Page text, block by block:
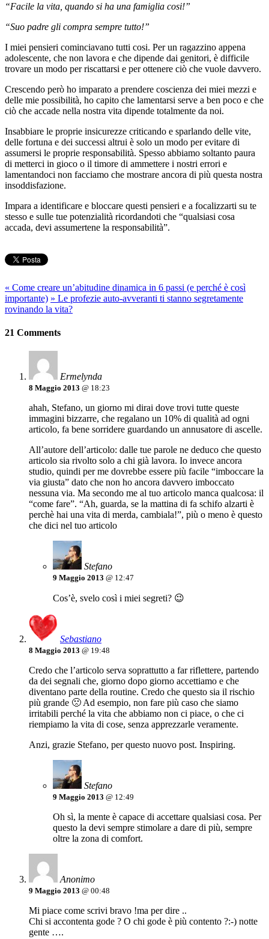
“Facile la vita, quando si ha una famiglia cosi!”
“Suo padre gli compra sempre tutto!”
I miei pensieri cominciavano tutti cosi. Per un ragazzino appena
adolescente, che non lavora e che dipende dai genitori, è difficile
trovare un modo per riscattarsi e per ottenere ciò che vuole davvero.
Crescendo però ho imparato a prendere coscienza dei miei mezzi e
delle mie possibilità, ho capito che lamentarsi serve a ben poco e che
ciò che accade nella nostra vita dipende totalmente da noi.
Insabbiare le proprie insicurezze criticando e sparlando delle vite,
delle fortuna e dei successi altrui è solo un modo per evitare di
assumersi le proprie responsabilità. Spesso abbiamo soltanto paura
di metterci in gioco o il timore di ammettere i nostri errori e
lamentandoci non facciamo che mostrare ancora di più questa nostra
insoddisfazione.
Impara a identificare e bloccare questi pensieri e a focalizzarti su te
stesso e sulle tue potenzialità ricordandoti che “qualsiasi cosa
accada, devi assumertene la responsabilità”.
« Come creare un’abitudine dinamica in 6 passi (e perché è così
importante) » Le profezie auto-avveranti ti stanno segretamente
rovinando la vita?
21 Comments
Ermelynda
8 Maggio 2013 @ 18:23
ahah, Stefano, un giorno mi dirai dove trovi tutte queste
immagini bizzarre, che regalano un 10% di qualità ad ogni
articolo, fa bene sorridere guardando un annusatore di ascelle.
All’autore dell’articolo: dalle tue parole ne deduco che questo
articolo sia rivolto solo a chi già lavora. Io invece ancora
studio, quindi per me dovrebbe essere più facile “imboccare la
via giusta” dato che non ho ancora davvero imboccato
nessuna via. Ma secondo me al tuo articolo manca qualcosa: il
“come fare”. “Ah, guarda, se la mattina di fa schifo alzarti è
perchè hai una vita di merda, cambiala!”, più o meno è questo
che dici nel tuo articolo
Stefano
9 Maggio 2013 @ 12:47
Cos’è, svelo così i miei segreti? 😉
Sebastiano
8 Maggio 2013 @ 19:48
Credo che l’articolo serva soprattutto a far riflettere, partendo
da dei segnali che, giorno dopo giorno accettiamo e che
diventano parte della routine. Credo che questo sia il rischio
più grande 🙁 Ad esempio, non fare più caso che siamo
irritabili perché la vita che abbiamo non ci piace, o che ci
riempiamo la vita di cose, senza apprezzarle veramente.
Anzi, grazie Stefano, per questo nuovo post. Inspiring.
Stefano
9 Maggio 2013 @ 12:49
Oh sì, la mente è capace di accettare qualsiasi cosa. Per
questo la devi sempre stimolare a dare di più, sempre
oltre la zona di comfort.
Anonimo
9 Maggio 2013 @ 00:48
Mi piace come scrivi bravo !ma per dire ..
Chi si accontenta gode ? O chi gode è più contento ?:-) notte
gente ….